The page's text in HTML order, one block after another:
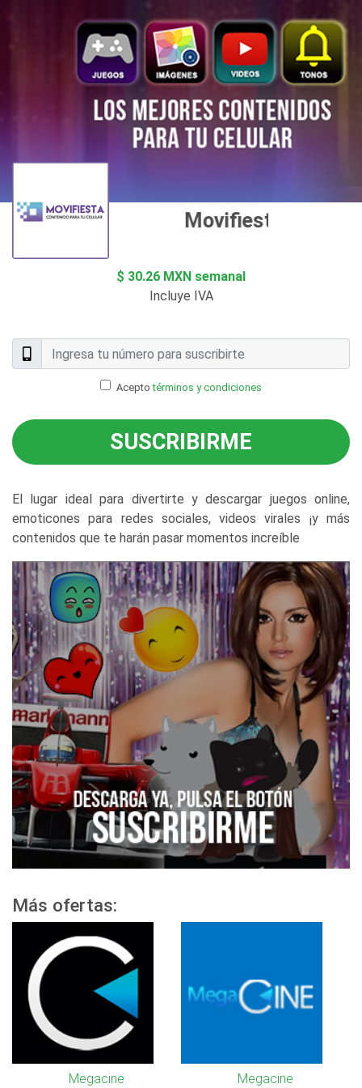
Movifiesta Apps
$ 30.26 MXN semanal
Incluye IVA
Aceptotérminos y condiciones
SUSCRIBIRME
El lugar ideal para divertirte y descargar juegos online,
emoticones para redes sociales, videos virales ¡y más
contenidos que te harán pasar momentos increíble
Más ofertas:
Megacine Megacine